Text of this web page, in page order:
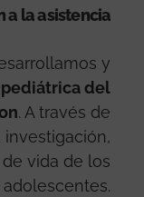
a la asistencia
y
del
. A través de
investigación,
vida de los